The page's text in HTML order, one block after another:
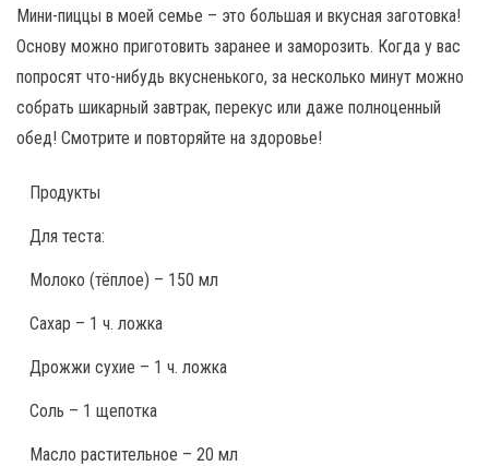
Мини-пиццы в моей семье – это большая и вкусная заготовка!
Основу можно приготовить заранее и заморозить. Когда у вас
попросят что-нибудь вкусненького, за несколько минут можно
собрать шикарный завтрак, перекус или даже полноценный
обед! Смотрите и повторяйте на здоровье!
Продукты
Для теста:
Молоко (тёплое) – 150 мл
Сахар – 1 ч. ложка
Дрожжи сухие – 1 ч. ложка
Соль – 1 щепотка
Масло растительное – 20 мл